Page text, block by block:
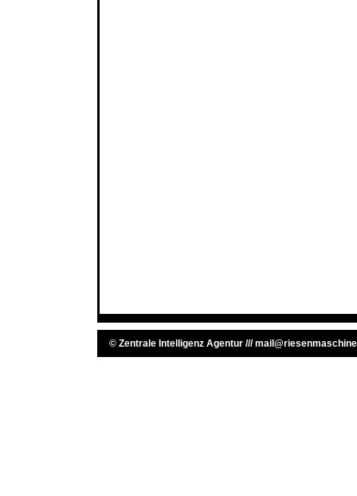
© Zentrale Intelligenz Agentur ///